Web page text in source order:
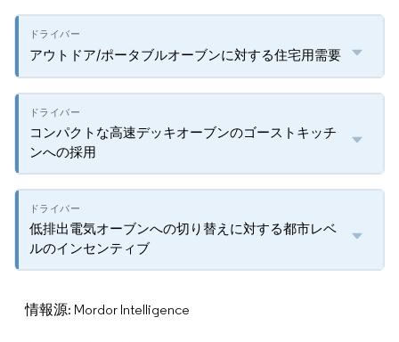
アウトドア/ポータブルオーブンに対する住宅用需要
コンパクトな高速デッキオーブンのゴーストキッチ
ンへの採用
低排出電気オーブンへの切り替えに対する都市レベ
ルのインセンティブ
情報源: Mordor Intelligence